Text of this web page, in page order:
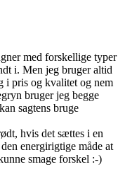
med forskellige typer
i. Men jeg bruger altid
i pris og kvalitet og nem
bruger jeg begge
sagtens bruge
hvis det sættes i en
energirigtige måde at
smage forskel :-)